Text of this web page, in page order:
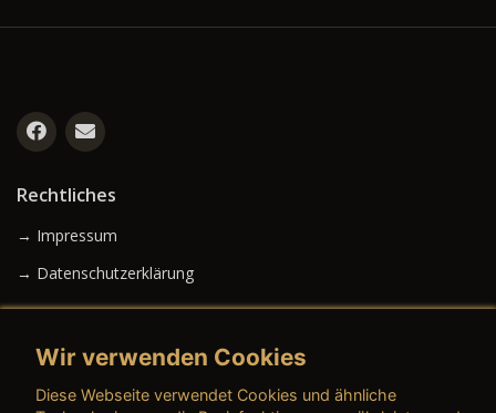
Rechtliches
→ Impressum
→ Datenschutzerklärung
Wir verwenden Cookies
Diese Webseite verwendet Cookies und ähnliche